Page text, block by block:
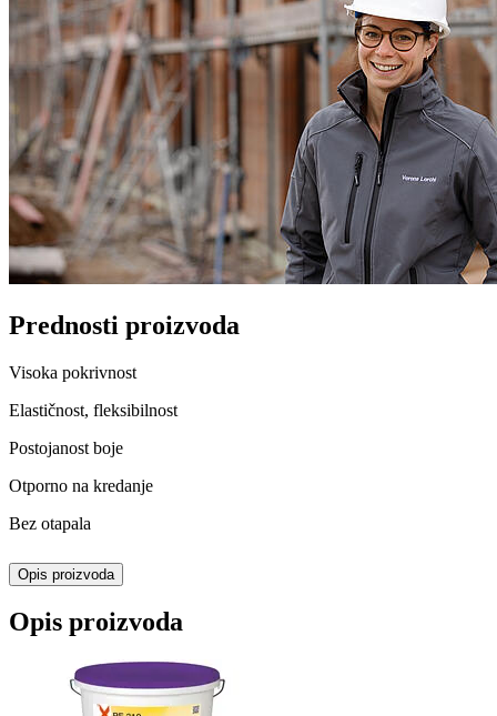
Prednosti proizvoda
Visoka pokrivnost
Elastičnost, fleksibilnost
Postojanost boje
Otporno na kredanje
Bez otapala
Opis proizvoda
Opis proizvoda